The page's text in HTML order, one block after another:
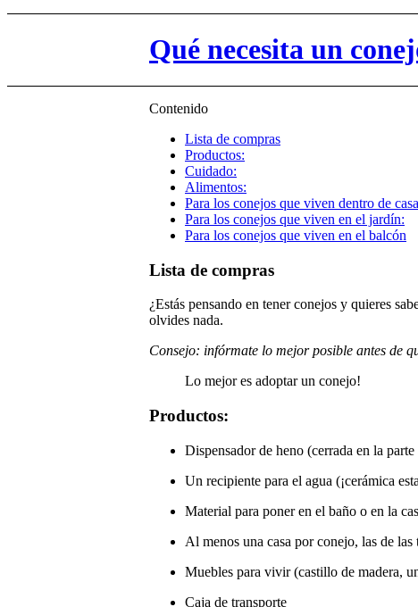
Qué necesita un
Contenido
Lista de compras
Productos:
Cuidado:
Alimentos:
Para los conejos que viven dentro de
Para los conejos que viven en el jardín:
Para los conejos que viven en el balcón
Lista de compras
¿Estás pensando en tener conejos y quieres
olvides nada.
Consejo: infórmate lo mejor posible antes de
Lo mejor es adoptar un conejo!
Productos:
Dispensador de heno (cerrada en la
Un recipiente para el agua (¡cerámica
Material para poner en el baño o en la
Al menos una casa por conejo, las de las
Muebles para vivir (castillo de madera,
Caja de transporte